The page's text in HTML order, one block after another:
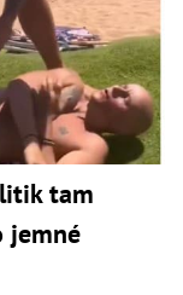
tam
jemné